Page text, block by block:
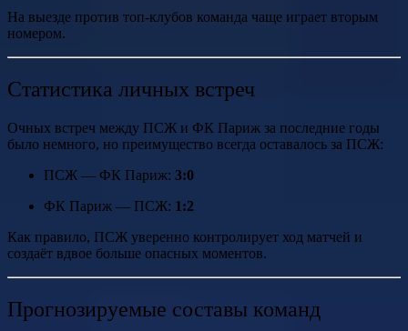
На выезде против топ-клубов команда чаще играет вторым
номером.
Статистика личных встреч
Очных встреч между ПСЖ и ФК Париж за последние годы
было немного, но преимущество всегда оставалось за ПСЖ:
ПСЖ — ФК Париж: 3:0
ФК Париж — ПСЖ: 1:2
Как правило, ПСЖ уверенно контролирует ход матчей и
создаёт вдвое больше опасных моментов.
Прогнозируемые составы команд